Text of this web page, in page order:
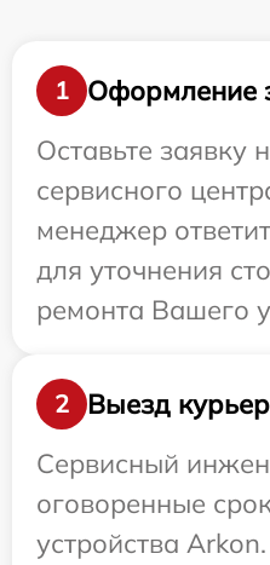
1
Оформление
Оставьте заявку
сервисного
менеджер
для уточнения
ремонта Вашего
2
Выезд
Сервисный
оговоренные
устройства